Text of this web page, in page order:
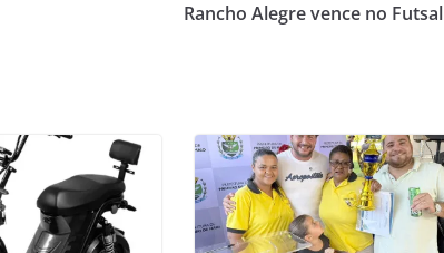
Rancho Alegre vence no Futsal